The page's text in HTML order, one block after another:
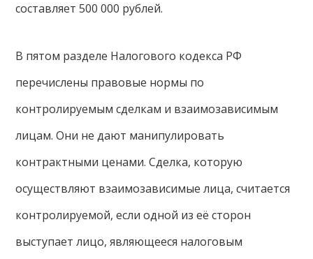
составляет 500 000 рублей.
В пятом разделе Налогового кодекса РФ
перечислены правовые нормы по
контролируемым сделкам и взаимозависимым
лицам. Они не дают манипулировать
контрактными ценами. Сделка, которую
осуществляют взаимозависимые лица, считается
контролируемой, если одной из её сторон
выступает лицо, являющееся налоговым